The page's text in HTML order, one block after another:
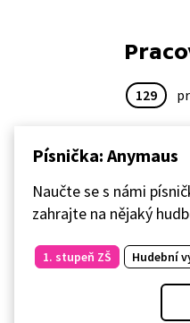
129
Písnička: Anymaus
Naučte se s námi
zahrajte na nějaký
1. stupeň ZŠ Hudební